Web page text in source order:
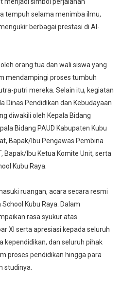
tempuh selama menimba ilmu,
berbagai prestasi di Al-
orang tua dan wali siswa yang
mendampingi proses tumbuh
putri mereka. Selain itu, kegiatan
Dinas Pendidikan dan Kebudayaan
diwakili oleh Kepala Bidang
Bidang PAUD Kabupaten Kubu
Bapak/Ibu Pengawas Pembina
Bapak/Ibu Ketua Komite Unit, serta
Kubu Raya.
ruangan, acara secara resmi
Kubu Raya. Dalam
rasa syukur atas
XI serta apresiasi kepada seluruh
kependidikan, dan seluruh pihak
proses pendidikan hingga para
studinya.